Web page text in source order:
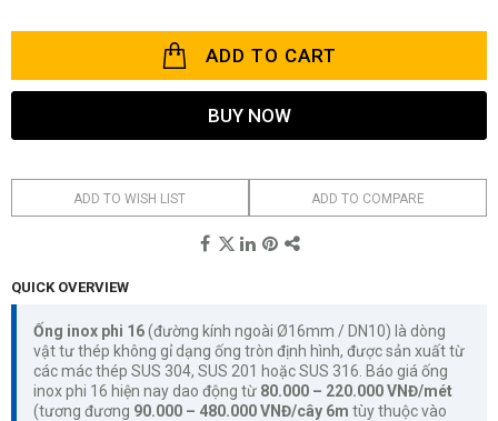
ADD TO CART
BUY NOW
ADD TO WISH LIST ADD TO COMPARE
QUICK OVERVIEW
Ống inox phi 16(đường kính ngoài Ø16mm / DN10) là dòng
vật tư thép không gỉ dạng ống tròn định hình, được sản xuất từ
các mác thép SUS 304, SUS 201 hoặc SUS 316. Báo giá ống
inox phi 16 hiện nay dao động từ 80.000 – 220.000 VNĐ/mét
(tương đương 90.000 – 480.000 VNĐ/cây 6m tùy thuộc vào